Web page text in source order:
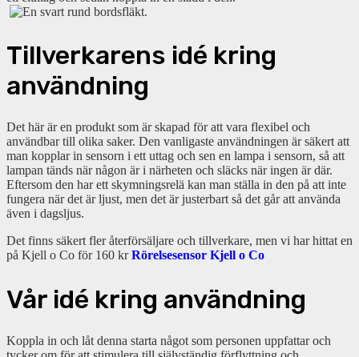
Tillverkarens idé kring
användning
Det här är en produkt som är skapad för att vara flexibel och
användbar till olika saker. Den vanligaste användningen är säkert att
man kopplar in sensorn i ett uttag och sen en lampa i sensorn, så att
lampan tänds när någon är i närheten och släcks när ingen är där.
Eftersom den har ett skymningsrelä kan man ställa in den på att inte
fungera när det är ljust, men det är justerbart så det går att använda
även i dagsljus.
Det finns säkert fler återförsäljare och tillverkare, men vi har hittat en
på Kjell o Co för 160 krRörelsesensor Kjell o Co
Vår idé kring användning
Koppla in och låt denna starta något som personen uppfattar och